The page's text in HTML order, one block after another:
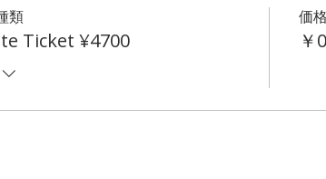
類
Ticket ¥4700
価格
￥0